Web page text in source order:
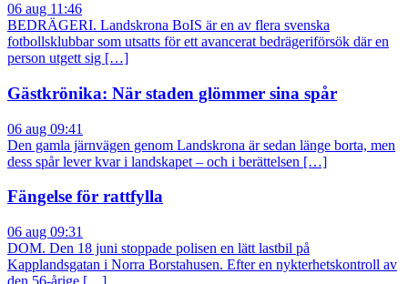
06 aug 11:46
BEDRÄGERI. Landskrona BoIS är en av flera svenska
fotbollsklubbar som utsatts för ett avancerat bedrägeriförsök där en
person utgett sig […]
Gästkrönika: När staden glömmer sina spår
06 aug 09:41
Den gamla järnvägen genom Landskrona är sedan länge borta, men
dess spår lever kvar i landskapet – och i berättelsen […]
Fängelse för rattfylla
06 aug 09:31
DOM. Den 18 juni stoppade polisen en lätt lastbil på
Kapplandsgatan i Norra Borstahusen. Efter en nykterhetskontroll av
den 56-årige […]